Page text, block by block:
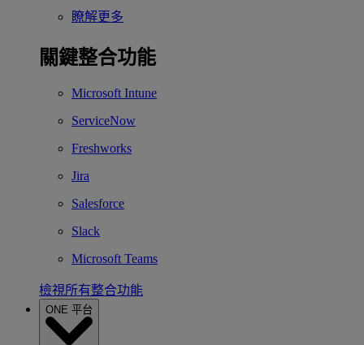
瞭解更多
關鍵整合功能
Microsoft Intune
ServiceNow
Freshworks
Jira
Salesforce
Slack
Microsoft Teams
檢視所有整合功能
ONE 平台